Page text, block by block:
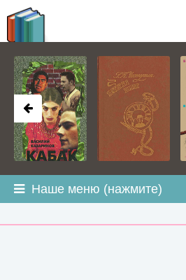
Наше меню (нажмите)
BOOKPLANETA.COM